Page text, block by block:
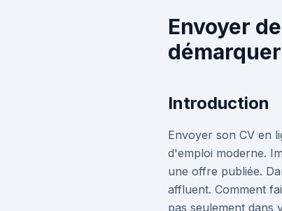
Envoyer
Introduction
Envoyer son CV en
d'emploi moderne.
une offre publiée.
affluent. Comment
pas seulement dans